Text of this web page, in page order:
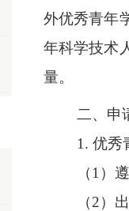
外优秀青年
年科学技术
量。
二、申
1. 优秀
（1）
（2）